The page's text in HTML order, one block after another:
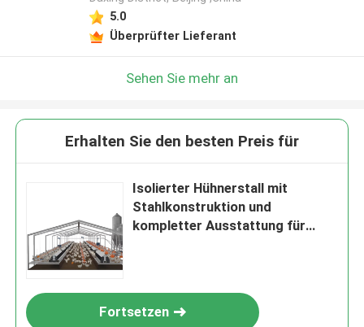
5.0
Überprüfter Lieferant
Sehen Sie mehr an
Erhalten Sie den besten Preis für
Isolierter Hühnerstall mit
Stahlkonstruktion und
kompletter Ausstattung für
Fortsetzen